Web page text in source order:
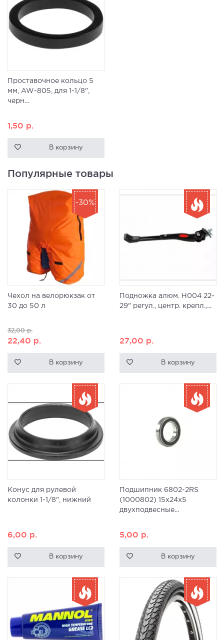
Проставочное кольцо 5
мм, AW-805, для 1-1/8",
черн...
1,50 р.
В корзину
Популярные товары
Чехол на велорюкзак от
30 до 50 л
32,00р.
22,40 р.
В корзину
-30%
Подножка алюм. H004 22-
29" регул., центр. крепл.,...
27,00 р.
В корзину
Конус для рулевой
колонки 1-1/8", нижний
6,00 р.
В корзину
Подшипник 6802-2RS
(1000802) 15x24x5
двухподвесные...
5,00 р.
В корзину